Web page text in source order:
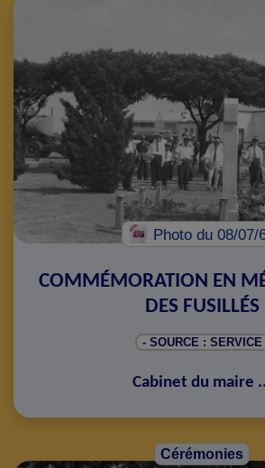
Photo du 08/07/
COMMÉMORATION EN
DES FUSILLÉS
- SOURCE : SERVICE
Cabinet du maire
Cérémonies